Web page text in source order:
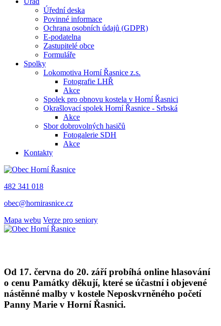
Úřední deska
Povinné informace
Ochrana osobních údajů (GDPR)
E-podatelna
Zastupitelé obce
Formuláře
Spolky
Lokomotiva Horní Řasnice z.s.
Fotografie LHŘ
Akce
Spolek pro obnovu kostela v Horní Řasnici
Okrašlovací spolek Horní Řasnice - Srbská
Akce
Sbor dobrovolných hasičů
Fotogalerie SDH
Akce
Kontakty
482 341 018
obec@hornirasnice.cz
Mapa webu Verze pro seniory
Od 17. června do 20. září probíhá online hlasování
o cenu Památky děkují, které se účastní i objevené
nástěnné malby v kostele Neposkvrněného početí
Panny Marie v Horní Řasnici.